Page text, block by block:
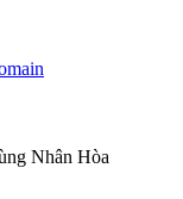
Nhân Hòa